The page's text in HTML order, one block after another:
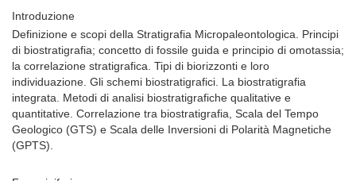
Introduzione
Definizione e scopi della Stratigrafia Micropaleontologica. Principi
di biostratigrafia; concetto di fossile guida e principio di omotassia;
la correlazione stratigrafica. Tipi di biorizzonti e loro
individuazione. Gli schemi biostratigrafici. La biostratigrafia
integrata. Metodi di analisi biostratigrafiche qualitative e
quantitative. Correlazione tra biostratigrafia, Scala del Tempo
Geologico (GTS) e Scala delle Inversioni di Polarità Magnetiche
(GPTS).